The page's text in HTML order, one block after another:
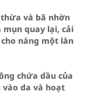
thừa và bã nhờn
quay lại, cải
nàng một làn
chứa dầu của
vào da và hoạt